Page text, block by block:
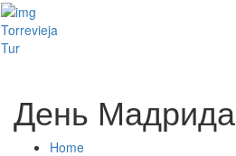
Torrevieja
Tur
День Мадрида
Home